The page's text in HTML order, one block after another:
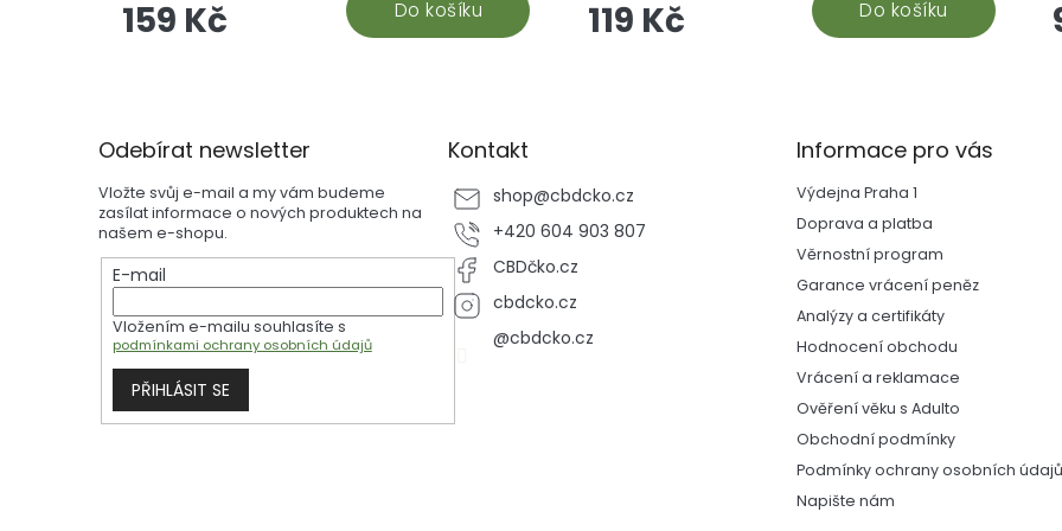
159 Kč Do košíku
sladkou chuť a blahodárné účinky kanabinoidů,
které pomáhají zklidnit tělo i mysl. Vyrobeno v
která vydrží. Účinky, které ucítíte. Kvalita, které
119 Kč Do košíku
sladkou chuť a blahodárné účinky kanabinoidů,
které pomáhají zklidnit tělo i mysl. Vyrobeno v
která vydrží. Účinky, které ucítíte. Kvalita, které
Odebírat newsletter
Vložte svůj e-mail a my vám budeme
zasílat informace o nových produktech na
našem e-shopu.
E-mail
Vložením e-mailu souhlasíte s
podmínkami ochrany osobních údajů
PŘIHLÁSIT SE
Kontakt
shop@cbdcko.cz
+420 604 903 807
CBDčko.cz
cbdcko.cz
@cbdcko.cz
Informace pro vás
Výdejna Praha 1
Doprava a platba
Věrnostní program
Garance vrácení peněz
Analýzy a certifikáty
Hodnocení obchodu
Vrácení a reklamace
Ověření věku s Adulto
Obchodní podmínky
Podmínky ochrany osobních údajů
Napište nám